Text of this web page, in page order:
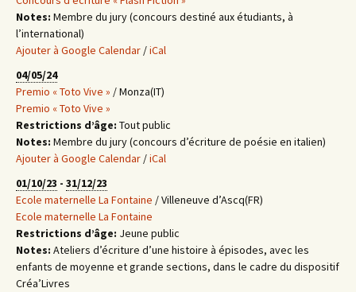
Notes: Membre du jury (concours destiné aux étudiants, à
l’international)
Ajouter à Google Calendar /iCal
04/05/24
Premio « Toto Vive » / Monza(IT)
Premio « Toto Vive »
Restrictions d’âge: Tout public
Notes: Membre du jury (concours d’écriture de poésie en italien)
Ajouter à Google Calendar /iCal
01/10/23 - 31/12/23
Ecole maternelle La Fontaine / Villeneuve d’Ascq(FR)
Ecole maternelle La Fontaine
Restrictions d’âge: Jeune public
Notes: Ateliers d’écriture d’une histoire à épisodes, avec les
enfants de moyenne et grande sections, dans le cadre du dispositif
Créa’Livres